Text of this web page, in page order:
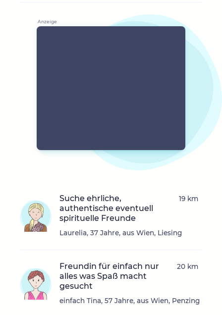
Suche ehrliche,
authentische eventuell
spirituelle Freunde
Laurelia, 37 Jahre, aus Wien, Liesing
19 km
Freundin für einfach nur
alles was Spaß macht
gesucht
einfach Tina, 57 Jahre, aus Wien, Penzing
20 km